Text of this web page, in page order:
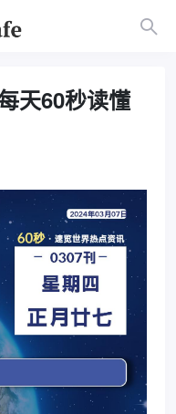
天60秒读懂